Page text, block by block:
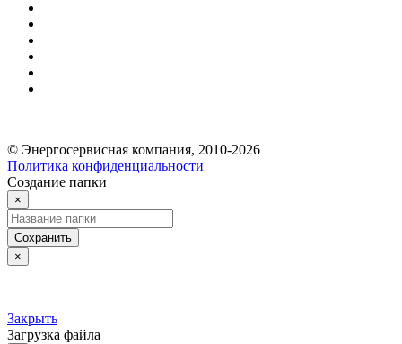
© Энергосервисная компания, 2010-2026
Политика конфиденциальности
Создание папки
×
Сохранить
×
Закрыть
Загрузка файла